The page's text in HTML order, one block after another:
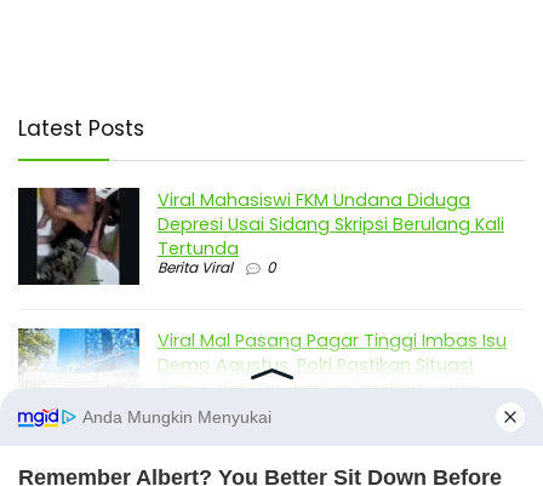
Latest Posts
Viral Mahasiswi FKM Undana Diduga
Depresi Usai Sidang Skripsi Berulang Kali
Tertunda
Berita Viral 0
Viral Mal Pasang Pagar Tinggi Imbas Isu
Demo Agustus, Polri Pastikan Situasi
Patroli Siber
Berita Viral